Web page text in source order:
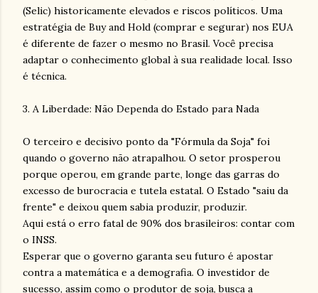
(Selic) historicamente elevados e riscos políticos. Uma
estratégia de Buy and Hold (comprar e segurar) nos EUA
é diferente de fazer o mesmo no Brasil. Você precisa
adaptar o conhecimento global à sua realidade local. Isso
é técnica.
3. A Liberdade: Não Dependa do Estado para Nada
O terceiro e decisivo ponto da "Fórmula da Soja" foi
quando o governo não atrapalhou. O setor prosperou
porque operou, em grande parte, longe das garras do
excesso de burocracia e tutela estatal. O Estado "saiu da
frente" e deixou quem sabia produzir, produzir.
Aqui está o erro fatal de 90% dos brasileiros: contar com
o INSS.
Esperar que o governo garanta seu futuro é apostar
contra a matemática e a demografia. O investidor de
sucesso, assim como o produtor de soja, busca a